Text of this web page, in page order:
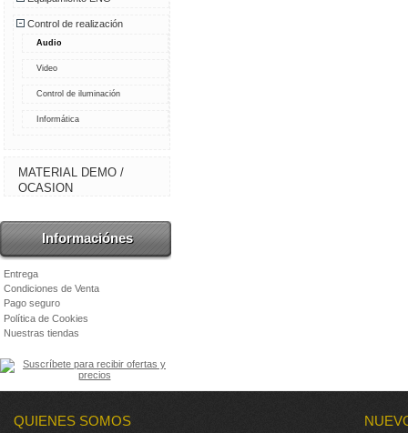
Control de realización
Audio
Video
Control de iluminación
Informática
MATERIAL DEMO /
OCASION
Informaciónes
Entrega
Condiciones de Venta
Pago seguro
Política de Cookies
Nuestras tiendas
QUIENES SOMOS